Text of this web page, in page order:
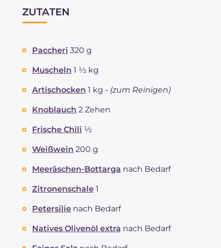
ZUTATEN
Paccheri 320 g
Muscheln 1 ½ kg
Artischocken 1 kg - (zum Reinigen)
Knoblauch 2 Zehen
Frische Chili ½
Weißwein 200 g
Meeräschen-Bottarga nach Bedarf
Zitronenschale 1
Petersilie nach Bedarf
Natives Olivenöl extra nach Bedarf